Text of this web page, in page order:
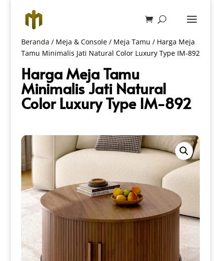
Beranda / Meja & Console/ Meja Tamu / Harga Meja
Tamu Minimalis Jati Natural Color Luxury Type IM-892
Harga Meja Tamu
Minimalis Jati Natural
Color Luxury Type IM-892